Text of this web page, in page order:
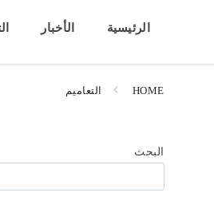
الرئيسية الأخبار
HOME التعاميم
البحث